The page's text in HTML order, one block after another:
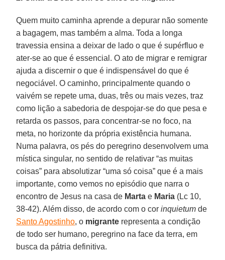
Quem muito caminha aprende a depurar não somente
a bagagem, mas também a alma. Toda a longa
travessia ensina a deixar de lado o que é supérfluo e
ater-se ao que é essencial. O ato de migrar e remigrar
ajuda a discernir o que é indispensável do que é
negociável. O caminho, principalmente quando o
vaivém se repete uma, duas, três ou mais vezes, traz
como lição a sabedoria de despojar-se do que pesa e
retarda os passos, para concentrar-se no foco, na
meta, no horizonte da própria existência humana.
Numa palavra, os pés do peregrino desenvolvem uma
mística singular, no sentido de relativar “as muitas
coisas” para absolutizar “uma só coisa” que é a mais
importante, como vemos no episódio que narra o
encontro de Jesus na casa de Marta e Maria (Lc 10,
38-42). Além disso, de acordo com o corinquietum de
Santo Agostinho, o migrante representa a condição
de todo ser humano, peregrino na face da terra, em
busca da pátria definitiva.